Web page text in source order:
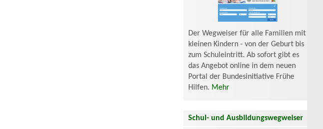
Der Wegweiser für alle Familien mit
kleinen Kindern - von der Geburt bis
zum Schuleintritt. Ab sofort gibt es
das Angebot online in dem neuen
Portal der Bundesinitiative Frühe
Hilfen. Mehr
Schul- und Ausbildungswegweiser